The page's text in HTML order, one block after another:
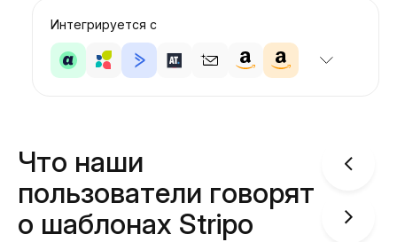
Интегрируется с
Что наши
пользователи говорят
о шаблонах Stripo